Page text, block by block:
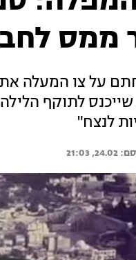
ממס
שייכנס לתוקף
לנצח"
24.02, 21:03